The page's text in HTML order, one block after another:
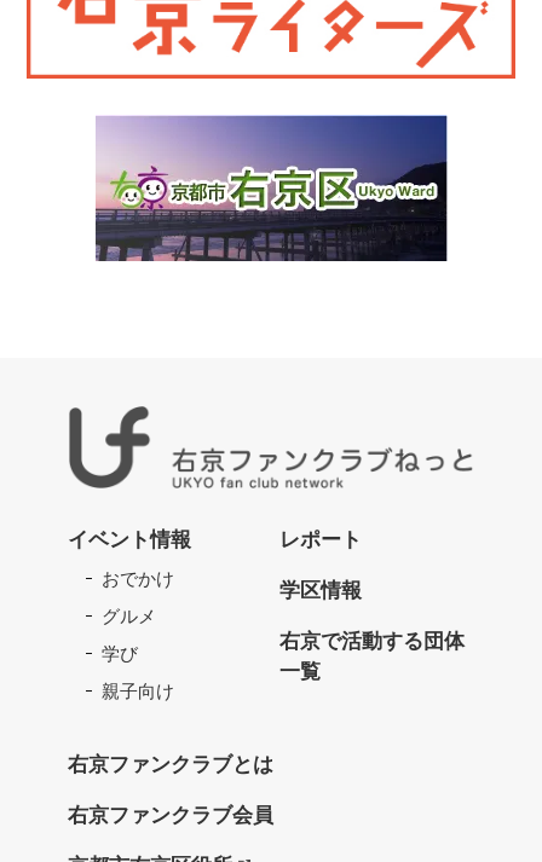
京
フ
と
イベント情報
おでかけ
グルメ
学び
親子向け
レポート
学区情報
右京で活動する団体
一覧
右京ファンクラブとは
右京ファンクラブ会員